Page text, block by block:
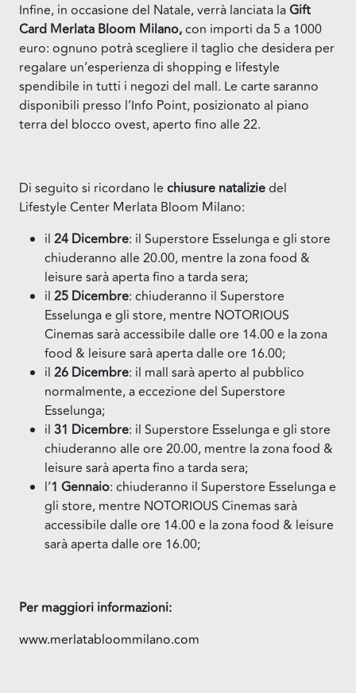
Infine, in occasione del Natale, verrà lanciata laGift
Card Merlata Bloom Milano,con importi da 5 a 1000
euro: ognuno potrà scegliere il taglio che desidera per
regalare un’esperienza di shopping e lifestyle
spendibile in tutti i negozi del mall. Le carte saranno
disponibili presso l’Info Point, posizionato al piano
terra del blocco ovest, aperto fino alle 22.
Di seguito si ricordano le chiusure nataliziedel
Lifestyle Center Merlata Bloom Milano:
il 24 Dicembre: il Superstore Esselunga e gli store
chiuderanno alle 20.00, mentre la zona food &
leisure sarà aperta fino a tarda sera;
il 25 Dicembre: chiuderanno il Superstore
Esselunga e gli store, mentre NOTORIOUS
Cinemas sarà accessibile dalle ore 14.00 e la zona
food & leisure sarà aperta dalle ore 16.00;
il 26 Dicembre: il mall sarà aperto al pubblico
normalmente, a eccezione del Superstore
Esselunga;
il 31 Dicembre: il Superstore Esselunga e gli store
chiuderanno alle ore 20.00, mentre la zona food &
leisure sarà aperta fino a tarda sera;
l’1 Gennaio: chiuderanno il Superstore Esselunga e
gli store, mentre NOTORIOUS Cinemas sarà
accessibile dalle ore 14.00 e la zona food & leisure
sarà aperta dalle ore 16.00;
Per maggiori informazioni:
www.merlatabloommilano.com